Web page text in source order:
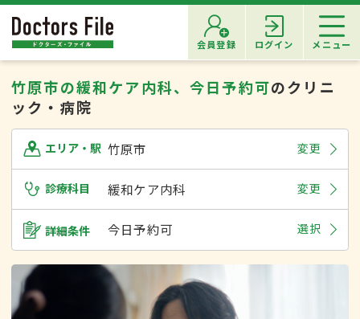
会員登録 ログイン メニュー
竹原市の緩和ケア内科、今日予約可のクリニ
ック・病院
エリア・駅 竹原市 変更
診療科目 緩和ケア内科 変更
詳細条件 今日予約可 選択